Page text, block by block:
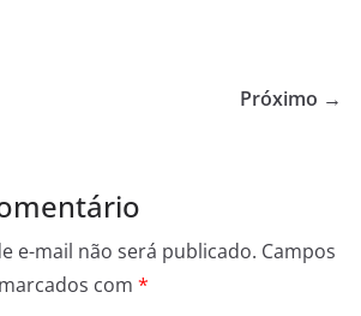
Próximo →
e-mail não será publicado. Campos
com *